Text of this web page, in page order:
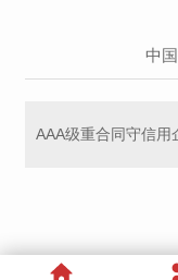
中
AAA级重合同守信用